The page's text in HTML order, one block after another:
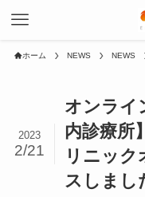
ホーム NEWS NEWS
オンライ
内診療所
リニッ
スしまし
2023
2/21